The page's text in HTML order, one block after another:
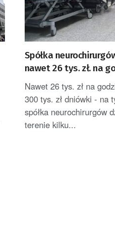
Spółka
nawet 26 tys. zł. na
Nawet 26 tys. zł na
300 tys. zł dniówki - na
spółka neurochirurgów
terenie kilku...